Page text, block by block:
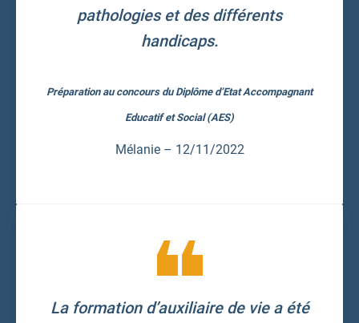
pathologies et des différents
handicaps.
Préparation au concours du Diplôme d’Etat Accompagnant
Educatif et Social (AES)
Mélanie – 12/11/2022
La formation d’auxiliaire de vie a été